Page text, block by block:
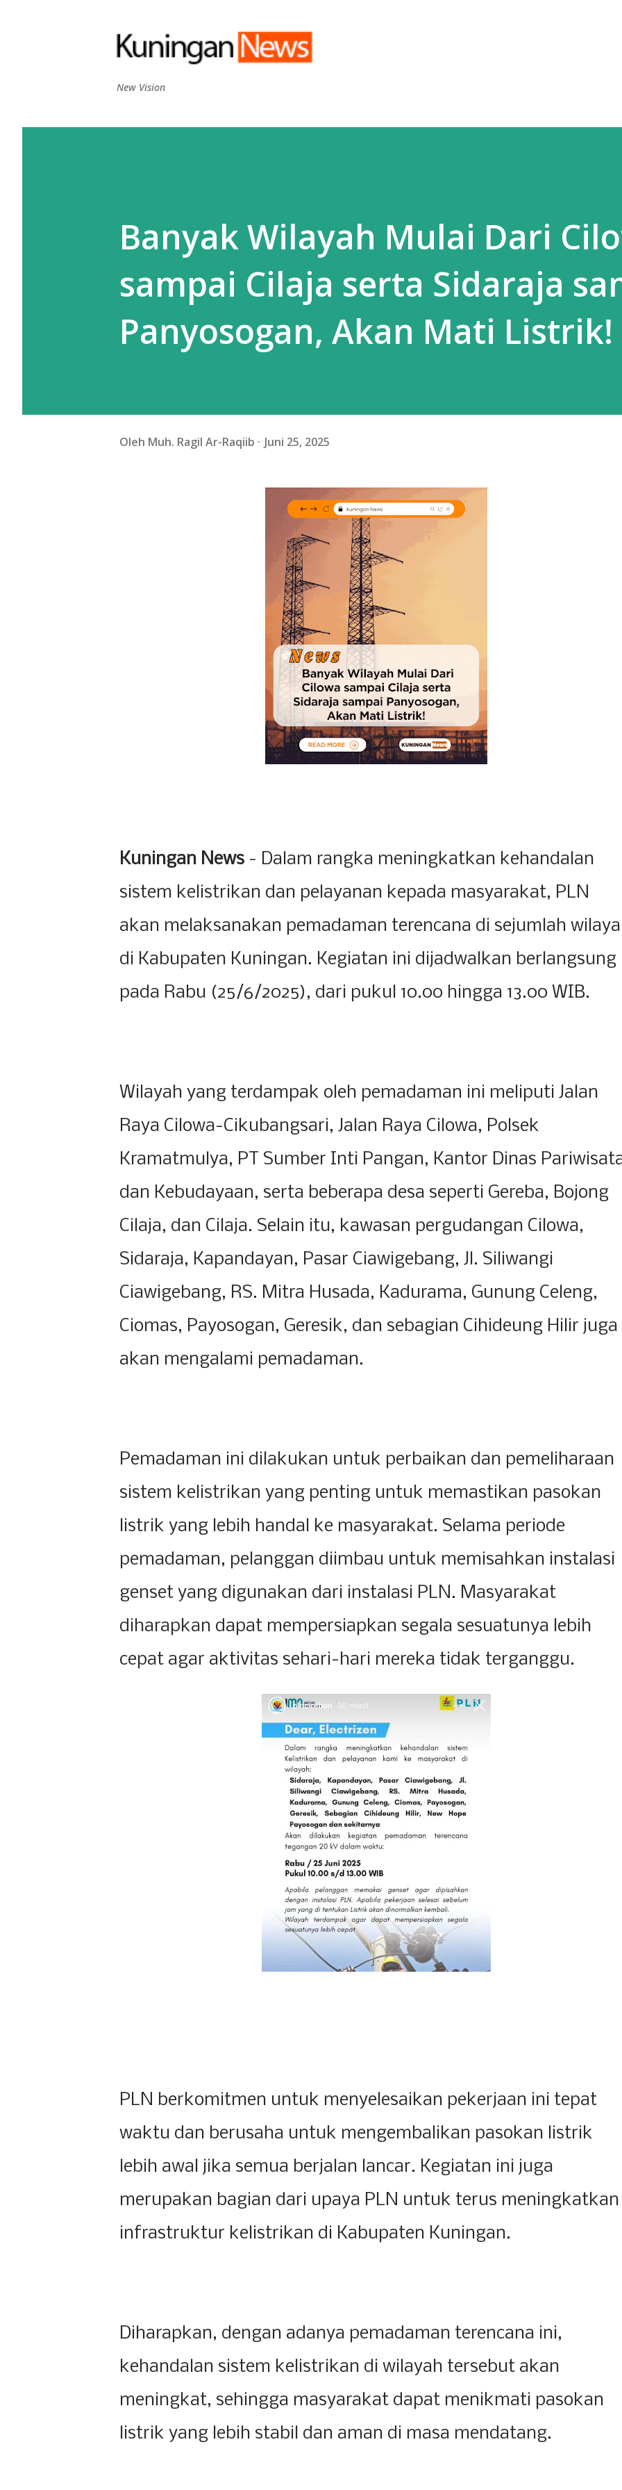
New Vision
Banyak Wilayah Mulai Dari
sampai Cilaja serta Sidaraja
Panyosogan, Akan Mati Listrik!
Oleh Muh. Ragil Ar-Raqiib Juni 25, 2025
Kuningan News - Dalam rangka meningkatkan kehandalan
sistem kelistrikan dan pelayanan kepada masyarakat, PLN
akan melaksanakan pemadaman terencana di sejumlah
di Kabupaten Kuningan. Kegiatan ini dijadwalkan berlangsung
pada Rabu (25/6/2025), dari pukul 10.00 hingga 13.00 WIB.
Wilayah yang terdampak oleh pemadaman ini meliputi Jalan
Raya Cilowa-Cikubangsari, Jalan Raya Cilowa, Polsek
Kramatmulya, PT Sumber Inti Pangan, Kantor Dinas
dan Kebudayaan, serta beberapa desa seperti Gereba, Bojong
Cilaja, dan Cilaja. Selain itu, kawasan pergudangan Cilowa,
Sidaraja, Kapandayan, Pasar Ciawigebang, Jl. Siliwangi
Ciawigebang, RS. Mitra Husada, Kadurama, Gunung Celeng,
Ciomas, Payosogan, Geresik, dan sebagian Cihideung Hilir juga
akan mengalami pemadaman.
Pemadaman ini dilakukan untuk perbaikan dan pemeliharaan
sistem kelistrikan yang penting untuk memastikan pasokan
listrik yang lebih handal ke masyarakat. Selama periode
pemadaman, pelanggan diimbau untuk memisahkan instalasi
genset yang digunakan dari instalasi PLN. Masyarakat
diharapkan dapat mempersiapkan segala sesuatunya lebih
cepat agar aktivitas sehari-hari mereka tidak terganggu.
PLN berkomitmen untuk menyelesaikan pekerjaan ini tepat
waktu dan berusaha untuk mengembalikan pasokan listrik
lebih awal jika semua berjalan lancar. Kegiatan ini juga
merupakan bagian dari upaya PLN untuk terus meningkatkan
infrastruktur kelistrikan di Kabupaten Kuningan.
Diharapkan, dengan adanya pemadaman terencana ini,
kehandalan sistem kelistrikan di wilayah tersebut akan
meningkat, sehingga masyarakat dapat menikmati pasokan
listrik yang lebih stabil dan aman di masa mendatang.